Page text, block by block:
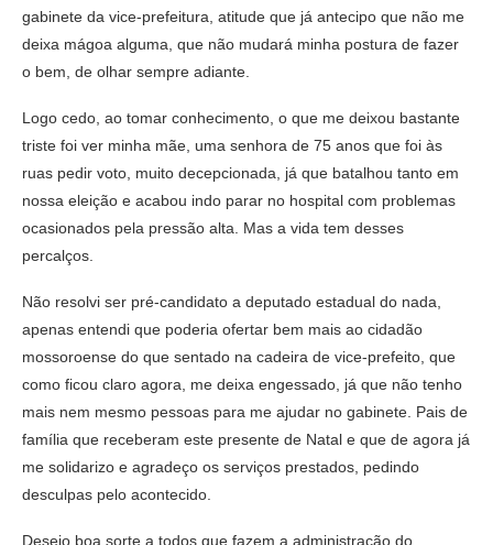
gabinete da vice-prefeitura, atitude que já antecipo que não me
deixa mágoa alguma, que não mudará minha postura de fazer
o bem, de olhar sempre adiante.
Logo cedo, ao tomar conhecimento, o que me deixou bastante
triste foi ver minha mãe, uma senhora de 75 anos que foi às
ruas pedir voto, muito decepcionada, já que batalhou tanto em
nossa eleição e acabou indo parar no hospital com problemas
ocasionados pela pressão alta. Mas a vida tem desses
percalços.
Não resolvi ser pré-candidato a deputado estadual do nada,
apenas entendi que poderia ofertar bem mais ao cidadão
mossoroense do que sentado na cadeira de vice-prefeito, que
como ficou claro agora, me deixa engessado, já que não tenho
mais nem mesmo pessoas para me ajudar no gabinete. Pais de
família que receberam este presente de Natal e que de agora já
me solidarizo e agradeço os serviços prestados, pedindo
desculpas pelo acontecido.
Desejo boa sorte a todos que fazem a administração do